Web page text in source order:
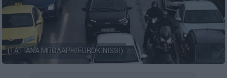
(ΤΑΤΙΑΝΑ ΜΠΟΛΑΡΗ/EUROKINISSI)